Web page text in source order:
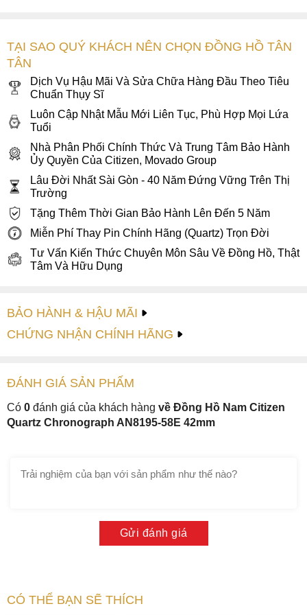
Bộ nút bấm Chronograph cùng bộ vỏ phay xước cực kỳ
Viền bezel của Citizen AN8195-58E cũng được mạ đen tạo
nên vẻ ngoài trung tính, trầm tối và mạnh mẽ tựa như tinh
thần thể thao mà đồng hồ mang lại. Đặc biệt, Citizen
AN8195-58E còn được trang bị khả năng chống nước 10
ATM tương đương độ sâu 100m nước hỗ trợ đi mưa, đi bơi
tuyệt đối an toàn.
2. Mặt số họa tiết tổ ong nổi bật
Citizen AN8195-58E sở hữu mặt số có hoạ tiết tổ ong được
khắc chìm nổi rất ấn tượng tạo nên sự khác lạ. Khi so với
những mẫu đồng hồ Citizen Chronograph khác cùng phân
TẠI SAO QUÝ KHÁCH NÊN CHỌN ĐỒNG HỒ TÂN
TÂN
Dịch Vụ Hậu Mãi Và Sửa Chữa Hàng Đầu Theo Tiêu
Chuẩn Thụy Sĩ
Luôn Cập Nhật Mẫu Mới Liên Tục, Phù Hợp Mọi Lứa
Tuổi
Nhà Phân Phối Chính Thức Và Trung Tâm Bảo Hành
Ủy Quyền Của Citizen, Movado Group
Lâu Đời Nhất Sài Gòn - 40 Năm Đứng Vững Trên Thị
Trường
Tặng Thêm Thời Gian Bảo Hành Lên Đến 5 Năm
Miễn Phí Thay Pin Chính Hãng (Quartz) Trọn Đời
Tư Vấn Kiến Thức Chuyên Môn Sâu Về Đồng Hồ, Thật
Tâm Và Hữu Dụng
BẢO HÀNH & HẬU MÃI
CHỨNG NHẬN CHÍNH HÃNG
ĐÁNH GIÁ SẢN PHẤM
Có 0 đánh giá của khách hàng về Đồng Hồ Nam Citizen
Quartz Chronograph AN8195-58E 42mm
Gửi đánh giá
CÓ THỂ BẠN SẼ THÍCH